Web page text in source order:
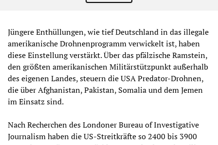
Jüngere Enthüllungen, wie tief Deutschland in das illegale
amerikanische Drohnenprogramm verwickelt ist, haben
diese Einstellung verstärkt. Über das pfälzische Ramstein,
den größten amerikanischen Militärstützpunkt außerhalb
des eigenen Landes, steuern die USA Predator-Drohnen,
die über Afghanistan, Pakistan, Somalia und dem Jemen
im Einsatz sind.
Nach Recherchen des Londoner Bureau of Investigative
Journalism haben die US-Streitkräfte so 2400 bis 3900